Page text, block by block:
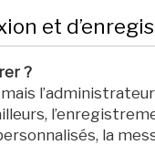
et
?
la